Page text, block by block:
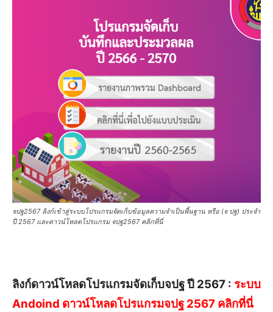
จปฐ2567 ลิงก์เข้าสู่ระบบโปรแกรมจัดเก็บข้อมูลความจำเป็นพื้นฐาน หรือ (จ ปฐ) ประจำ
ปี 2567 และดาวน์โหลดโปรแกรม จปฐ2567 คลิกที่นี่
ลิงก์ดาวน์โหลดโปรแกรมจัดเก็บจปฐ ปี 2567 : ระบบ
Andoind ดาวน์โหลดโปรแกรมจปฐ 2567 คลิกที่นี่